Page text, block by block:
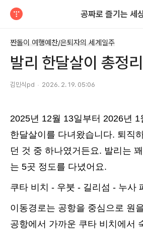
공짜로 즐기는 세
짠돌이 여행예찬/은퇴자의 세계일주
발리 한달살이 총정리
김민식pd 2026. 2. 19. 05:06
2025년 12월 13일부터 2026년 1
한달살이를 다녀왔습니다. 퇴직
던 것 중 하나였거든요. 발리는
는 5곳 정도를 다녔어요.
쿠타 비치 - 우붓 - 길리섬 - 누사
이동경로는 공항을 중심으로 원
공항에서 가까운 쿠타 비치에서